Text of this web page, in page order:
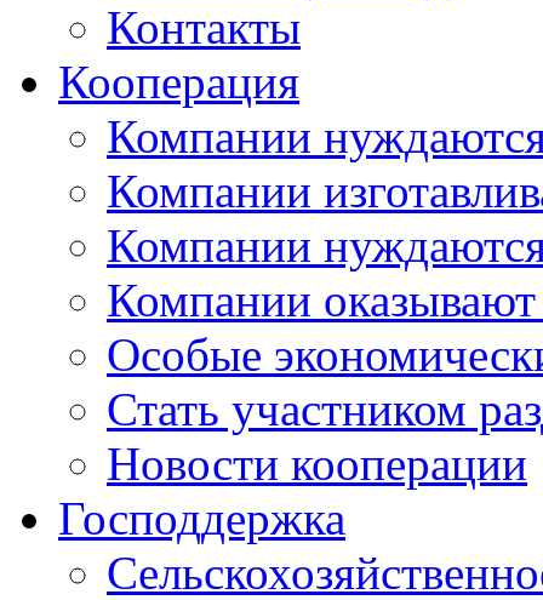
Контакты
Кооперация
Компании
Компании
Компании
Компании оказывают
Особые
Стать участником
Новости кооперации
Господдержка